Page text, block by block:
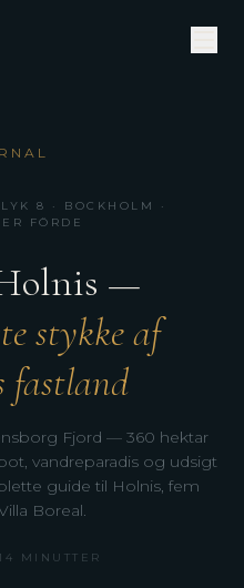
8 · BOCKHOLM ·
FÖRDE
—
stykke af
fastland
Fjord — 360 hektar
vandreparadis og udsigt
guide til Holnis, fem
Boreal.
MINUTTER